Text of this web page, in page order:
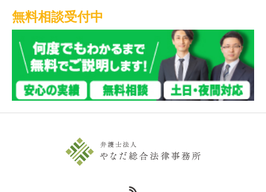
無料相談受付中